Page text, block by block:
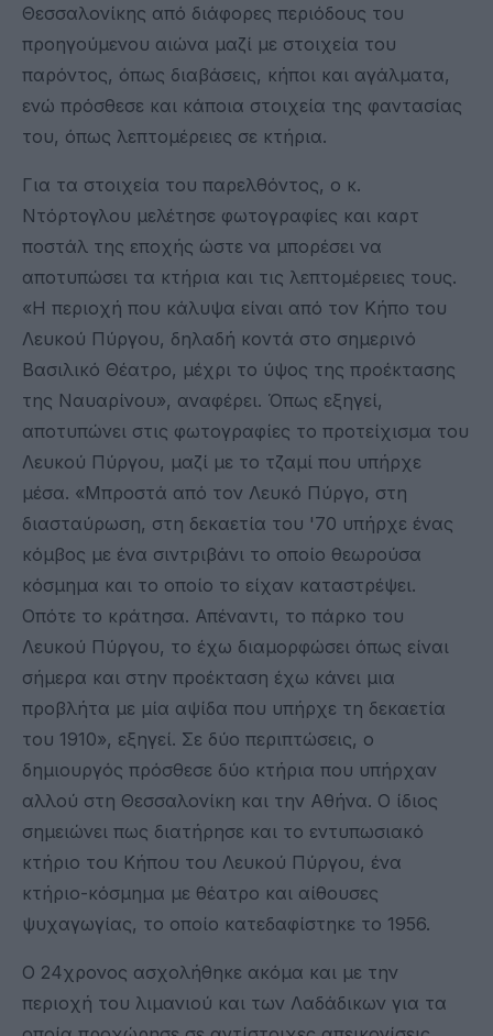
Θεσσαλονίκης από διάφορες περιόδους του
προηγούμενου αιώνα μαζί με στοιχεία του
παρόντος, όπως διαβάσεις, κήποι και αγάλματα,
ενώ πρόσθεσε και κάποια στοιχεία της φαντασίας
του, όπως λεπτομέρειες σε κτήρια.
Για τα στοιχεία του παρελθόντος, ο κ.
Ντόρτογλου μελέτησε φωτογραφίες και καρτ
ποστάλ της εποχής ώστε να μπορέσει να
αποτυπώσει τα κτήρια και τις λεπτομέρειες τους.
«Η περιοχή που κάλυψα είναι από τον Κήπο του
Λευκού Πύργου, δηλαδή κοντά στο σημερινό
Βασιλικό Θέατρο, μέχρι το ύψος της προέκτασης
της Ναυαρίνου», αναφέρει. Όπως εξηγεί,
αποτυπώνει στις φωτογραφίες το προτείχισμα του
Λευκού Πύργου, μαζί με το τζαμί που υπήρχε
μέσα. «Μπροστά από τον Λευκό Πύργο, στη
διασταύρωση, στη δεκαετία του '70 υπήρχε ένας
κόμβος με ένα σιντριβάνι το οποίο θεωρούσα
κόσμημα και το οποίο το είχαν καταστρέψει.
Οπότε το κράτησα. Απέναντι, το πάρκο του
Λευκού Πύργου, το έχω διαμορφώσει όπως είναι
σήμερα και στην προέκταση έχω κάνει μια
προβλήτα με μία αψίδα που υπήρχε τη δεκαετία
του 1910», εξηγεί. Σε δύο περιπτώσεις, ο
δημιουργός πρόσθεσε δύο κτήρια που υπήρχαν
αλλού στη Θεσσαλονίκη και την Αθήνα. Ο ίδιος
σημειώνει πως διατήρησε και το εντυπωσιακό
κτήριο του Κήπου του Λευκού Πύργου, ένα
κτήριο-κόσμημα με θέατρο και αίθουσες
ψυχαγωγίας, το οποίο κατεδαφίστηκε το 1956.
Ο 24χρονος ασχολήθηκε ακόμα και με την
περιοχή του λιμανιού και των Λαδάδικων για τα